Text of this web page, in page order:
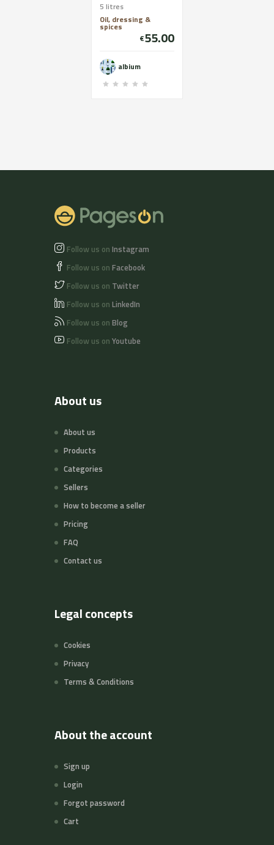
finques. Format 5
litres
5 litres
Oil, dressing &
spices
€55.00
albium
Follow us on Instagram
Follow us on Facebook
Follow us on Twitter
Follow us on LinkedIn
Follow us on Blog
Follow us on Youtube
About us
About us
Products
Categories
Sellers
How to become a seller
Pricing
FAQ
Contact us
Legal concepts
Cookies
Privacy
Terms & Conditions
About the account
Sign up
Login
Forgot password
Cart